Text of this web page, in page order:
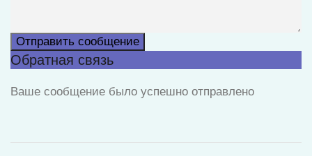
Отправить сообщение
Обратная связь
Ваше сообщение было успешно отправлено